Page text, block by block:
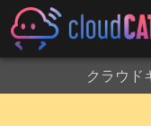
クラウド